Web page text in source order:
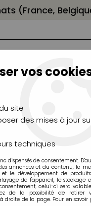
(France,
MOULAGE
vos
site
des mises à jour
techniques
dispensés de consentement.
annonces et du contenu, la
le développement de
de l'appareil, le stockage
celui-ci sera
de la possibilité de retirer
de la page. Pour en savoir